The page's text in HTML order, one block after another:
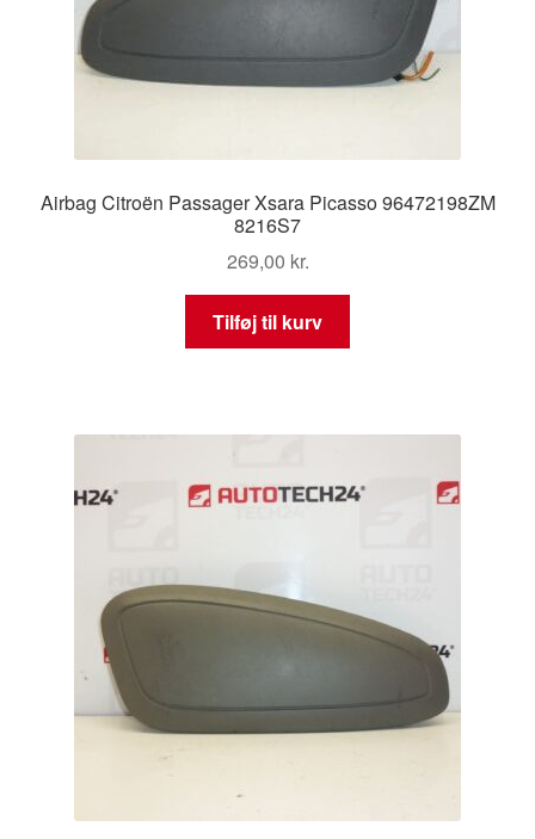
Airbag Citroën Passager Xsara Picasso 96472198ZM
8216S7
269,00 kr.
Tilføj til kurv